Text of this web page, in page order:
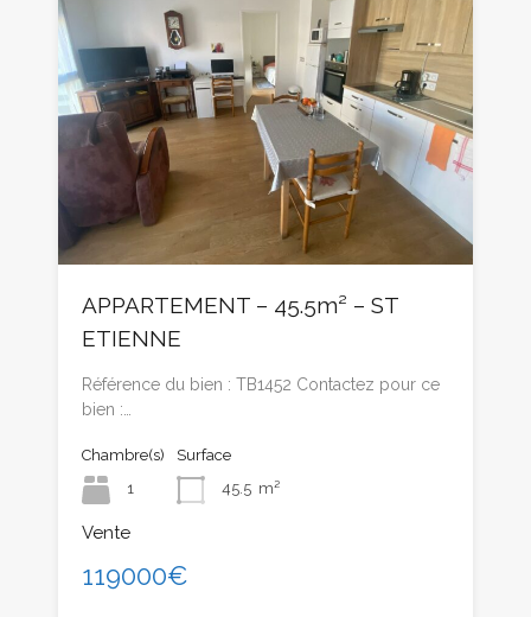
APPARTEMENT – 45.5m² – ST
ETIENNE
Référence du bien : TB1452 Contactez pour ce
bien :…
Chambre(s)
1
Surface
45.5 m²
Vente
119000€